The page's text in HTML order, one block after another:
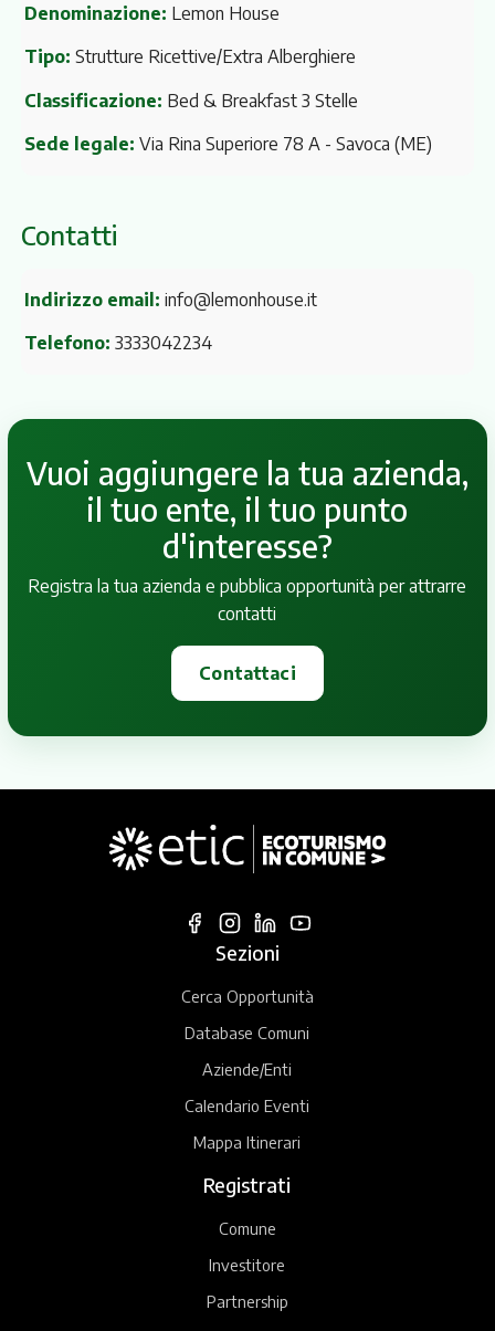
Denominazione: Lemon House
Tipo: Strutture Ricettive/Extra Alberghiere
Classificazione: Bed & Breakfast 3 Stelle
Sede legale: Via Rina Superiore 78 A - Savoca (ME)
Contatti
Indirizzo email: info@lemonhouse.it
Telefono: 3333042234
Vuoi aggiungere la tua azienda,
il tuo ente, il tuo punto
d'interesse?
Registra la tua azienda e pubblica opportunità per attrarre
contatti
Contattaci
Sezioni
Cerca Opportunità
Database Comuni
Aziende/Enti
Calendario Eventi
Mappa Itinerari
Registrati
Comune
Investitore
Partnership